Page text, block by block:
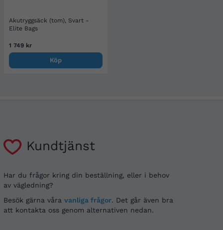
Akutryggsäck (tom), Svart -
Elite Bags
1 749 kr
Köp
Kundtjänst
Har du frågor kring din beställning, eller i behov
av vägledning?
Besök gärna våra vanliga frågor. Det går även bra
att kontakta oss genom alternativen nedan.